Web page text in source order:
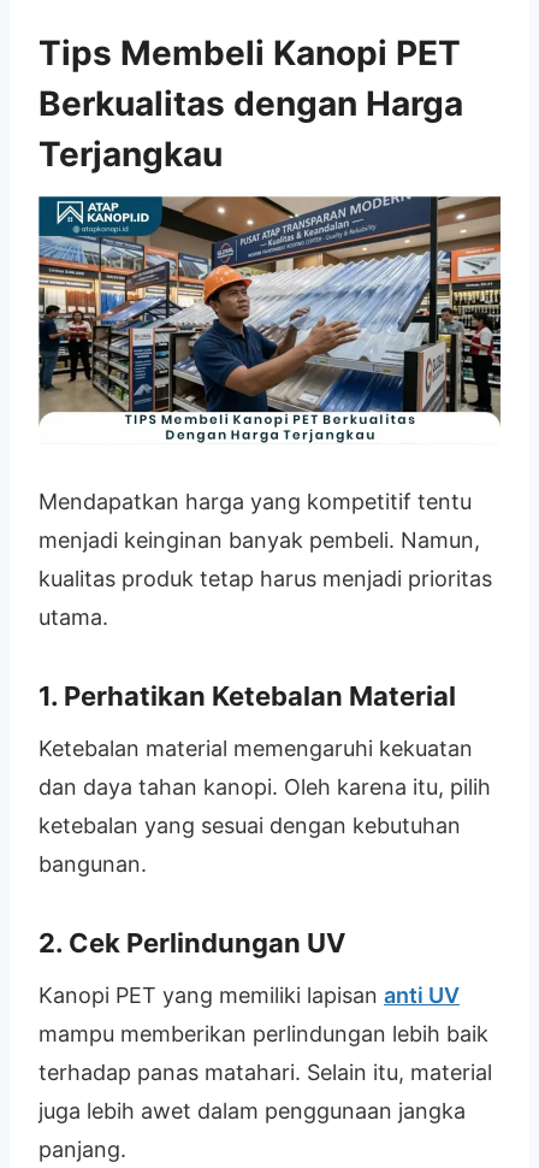
Tips Membeli Kanopi PET
Berkualitas dengan Harga
Terjangkau
Mendapatkan harga yang kompetitif tentu
menjadi keinginan banyak pembeli. Namun,
kualitas produk tetap harus menjadi prioritas
utama.
1. Perhatikan Ketebalan Material
Ketebalan material memengaruhi kekuatan
dan daya tahan kanopi. Oleh karena itu, pilih
ketebalan yang sesuai dengan kebutuhan
bangunan.
2. Cek Perlindungan UV
Kanopi PET yang memiliki lapisan anti UV
mampu memberikan perlindungan lebih baik
terhadap panas matahari. Selain itu, material
juga lebih awet dalam penggunaan jangka
panjang.